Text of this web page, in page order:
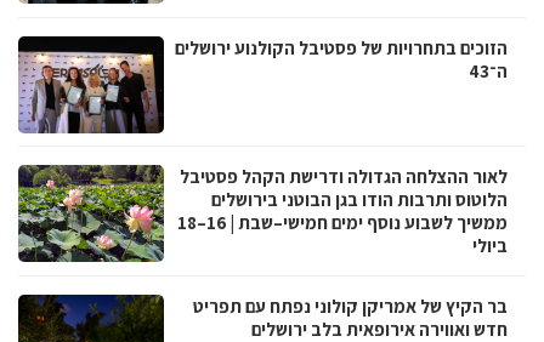
הזוכים בתחרויות של פסטיבל הקולנוע ירושלים
ה־43
לאור ההצלחה הגדולה ודרישת הקהל פסטיבל
הלוטוס ותרבות הודו בגן הבוטני בירושלים
ממשיך לשבוע נוסף ימים חמישי–שבת | 16–18
ביולי
בר הקיץ של אמריקן קולוני נפתח עם תפריט
חדש ואווירה אירופאית בלב ירושלים